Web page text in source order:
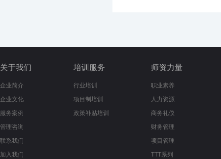
关于我们
企业简介
企业文化
服务案例
管理咨询
联系我们
加入我们
培训服务
行业培训
项目制培训
政策补贴培训
师资力量
职业素养
人力资源
商务礼仪
财务管理
项目管理
TTT系列